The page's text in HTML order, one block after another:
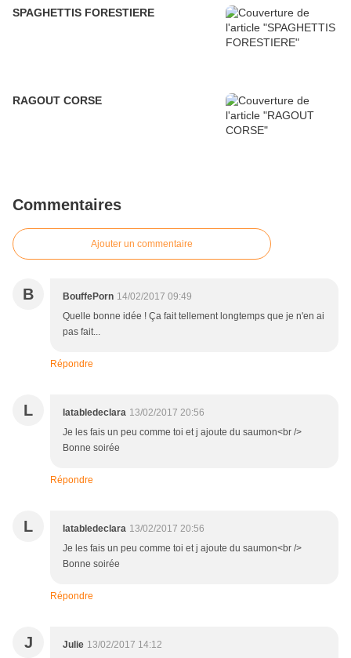
SPAGHETTIS FORESTIERE
RAGOUT CORSE
Commentaires
Ajouter un commentaire
B BouffePorn 14/02/2017 09:49
Quelle bonne idée ! Ça fait tellement longtemps que je n'en ai
pas fait...
Répondre
L latabledeclara 13/02/2017 20:56
Je les fais un peu comme toi et j ajoute du saumon<br />
Bonne soirée
Répondre
L latabledeclara 13/02/2017 20:56
Je les fais un peu comme toi et j ajoute du saumon<br />
Bonne soirée
Répondre
J Julie 13/02/2017 14:12